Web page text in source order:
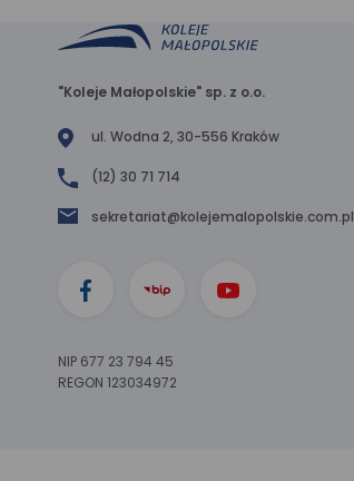
"Koleje Małopolskie" sp. z o.o.
ul. Wodna 2, 30-556 Kraków
(12) 30 71 714
sekretariat@kolejemalopolskie.com.pl
NIP 677 23 794 45
REGON 123034972